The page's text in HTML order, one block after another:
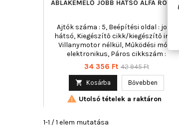
ABLAKEMELŐ JOBB HÁTSÓ ALFA
Ajtók száma : 5, Beépítési oldal : jobb
hátsó, Kiegészítő cikk/kiegészítő info :
Villanymotor nélkül, Működési mód :
elektronikus, Páros cikkszám :
350103131100
Ár
34 356 Ft Normál
42 945 Ft
 Kosárba Bővebben
 Utolsó tételek a raktáron
1-1 / 1 elem mutatása